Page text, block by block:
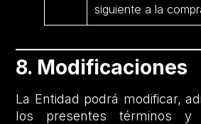
siguiente a la
8. Modificaciones
La Entidad podrá modificar,
los presentes términos y